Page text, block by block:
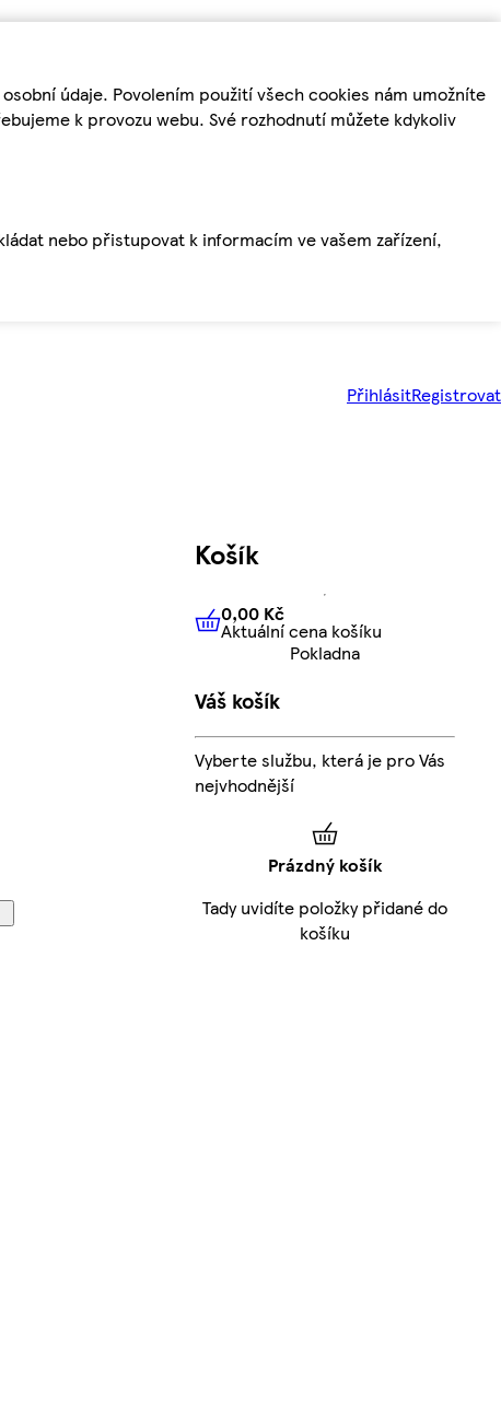
údaje. Povolením použití všech cookies nám umožníte
k provozu webu. Své rozhodnutí můžete kdykoliv
nebo přistupovat k informacím ve vašem zařízení,
PřihlásitRegistrovat
Košík
0,00 KčAktuální cena košíku
0,00 Kč
Aktuální cena košíku
Pokladna
Váš košík
Vyberte službu, která je pro Vás
nejvhodnější
Prázdný košík
Tady uvidíte položky přidané do
košíku